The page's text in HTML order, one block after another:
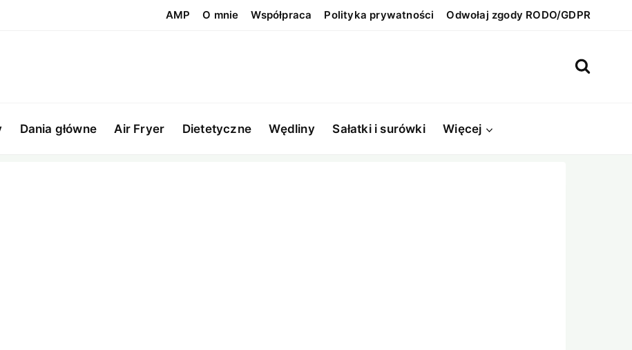
AMP O mnie Współpraca Polityka prywatności Odwołaj zgody RODO/GDPR
Dania główne Air Fryer Dietetyczne Wędliny Sałatki i surówki Więcej